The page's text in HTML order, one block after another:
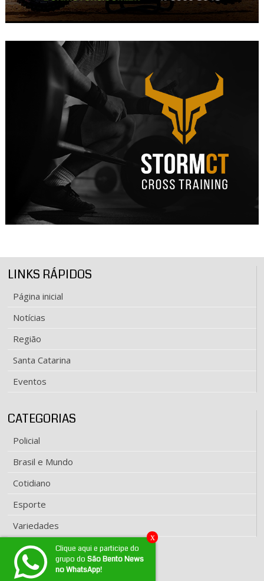
LINKS RÁPIDOS
Página inicial
Notícias
Região
Santa Catarina
Eventos
CATEGORIAS
Policial
Brasil e Mundo
Cotidiano
Esporte
Variedades
EXPEDIENTE
Clique aqui e participe do
grupo do São Bento News
no WhatsApp!
x